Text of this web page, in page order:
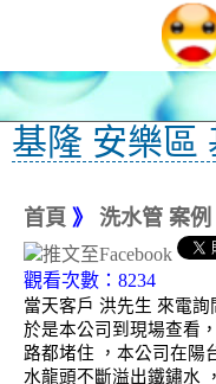
基隆 安樂區
首頁 》 洗水管 案例
觀看次數：8234
當天客戶 洪先生 來電詢
於是本公司到現場查看
路都堵住 ，本公司在陽
水龍頭不斷溢出鐵鏽水